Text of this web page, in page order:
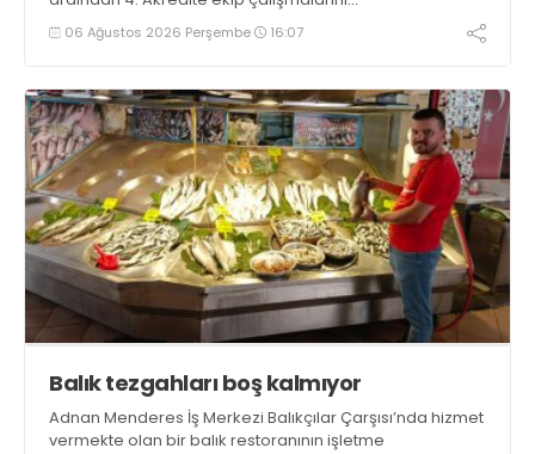
tamamlayacaklarını ifade ederek açıklamalarda
bulundu. Kocaman, “Gölcük’te ve Kocaeli genelinde ses
06 Ağustos 2026 Perşembe 16:07
Balık tezgahları boş kalmıyor
Adnan Menderes İş Merkezi Balıkçılar Çarşısı’nda hizmet
vermekte olan bir balık restoranının işletme